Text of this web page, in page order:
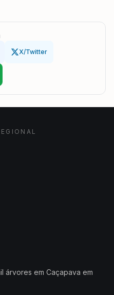
X/Twitter
árvores em Caçapava em